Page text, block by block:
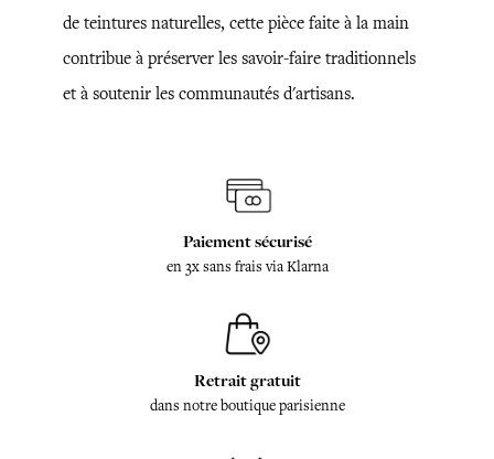
de teintures naturelles, cette pièce faite à la main
contribue à préserver les savoir-faire traditionnels
et à soutenir les communautés d'artisans.
Paiement sécurisé
en 3x sans frais via Klarna
Retrait gratuit
dans notre boutique parisienne